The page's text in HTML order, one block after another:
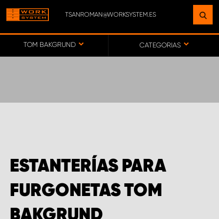
TSANROMAN@WORKSYSTEM.ES
TOM BAKGRUND CATEGORIAS
ESTANTERÍAS PARA
FURGONETAS TOM
ENCUENTRE UNA INSTALACIÓN
CERCA DE USTED